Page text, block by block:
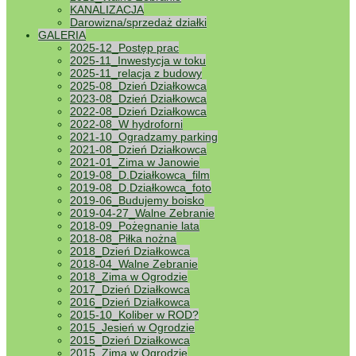
KANALIZACJA
Darowizna/sprzedaż działki
GALERIA
2025-12_Postęp prac
2025-11_Inwestycja w toku
2025-11_relacja z budowy
2025-08_Dzień Działkowca
2023-08_Dzień Działkowca
2022-08_Dzień Działkowca
2022-08_W hydroforni
2021-10_Ogradzamy parking
2021-08_Dzień Działkowca
2021-01_Zima w Janowie
2019-08_D.Działkowca_film
2019-08_D.Działkowca_foto
2019-06_Budujemy boisko
2019-04-27_Walne Zebranie
2018-09_Pożegnanie lata
2018-08_Piłka nożna
2018_Dzień Działkowca
2018-04_Walne Zebranie
2018_Zima w Ogrodzie
2017_Dzień Działkowca
2016_Dzień Działkowca
2015-10_Koliber w ROD?
2015_Jesień w Ogrodzie
2015_Dzień Działkowca
2015_Zima w Ogrodzie